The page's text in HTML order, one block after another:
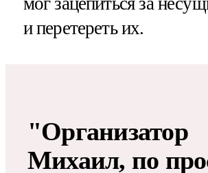
и перетереть их.
"Организатор
Михаил, по